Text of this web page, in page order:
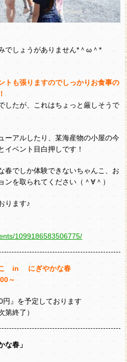
でしょうがありません*＾ω＾*
トも張りますのでしっかりお食事の
したが、これはちょっと厳しそうで
ーアルしたり、某海産物の小屋の今
イベント目白押しです！
春でしか体験できないちゃんこ、お
を取られてください（＾∀＾）
ります♪
1099186583506775/
こ in にぎやかな春
～
』を予定しております
第終了）
な春」